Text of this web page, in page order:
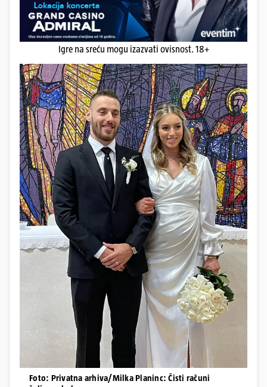
Igre na sreću mogu izazvati ovisnost. 18+
Foto: Privatna arhiva/Milka Planinc: Čisti računi